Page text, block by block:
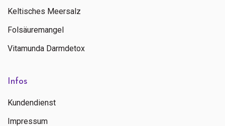
Keltisches Meersalz
Folsäuremangel
Vitamunda Darmdetox
Infos
Kundendienst
Impressum